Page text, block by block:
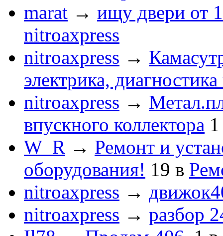
marat → ищу двери от
nitroaxpress
nitroaxpress →
электрика,
nitroaxpress →
впускного коллектора 1
W_R → Ремонт и
оборудования! 19 в
nitroaxpress →
nitroaxpress → разбор